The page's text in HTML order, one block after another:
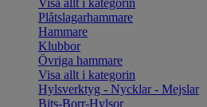
Visa allt i kategorin
Plåtslagarhammare
Hammare
Klubbor
Övriga hammare
Visa allt i kategorin
Hylsverktyg - Nycklar - Mejslar
Bits-Borr-Hylsor